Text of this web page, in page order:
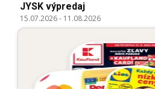
JYSK výpredaj
15.07.2026- 11.08.2026